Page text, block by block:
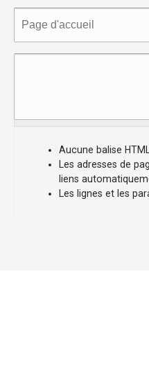
s
e
Aucune balise
Les adresses de
liens
Les lignes et les